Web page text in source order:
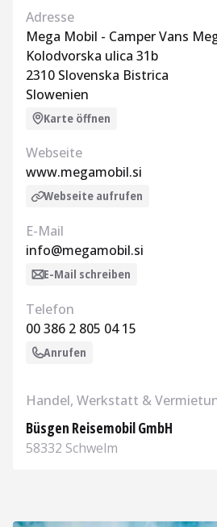
Adresse
Mega Mobil - Camper Vans
Kolodvorska ulica 31b
2310 Slovenska Bistrica
Slowenien
Karte öffnen
Webseite
www.megamobil.si
Webseite aufrufen
E-Mail
info@megamobil.si
E-Mail schreiben
Telefon
00 386 2 805 04 15
Anrufen
Handel, Werkstatt &
Büsgen Reisemobil GmbH
58332 Schwelm